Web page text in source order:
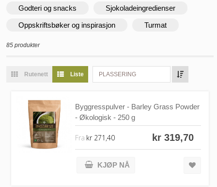
Godteri og snacks Sjokoladeingredienser
Oppskriftsbøker og inspirasjon Turmat
85 produkter
Rutenett Liste PLASSERING
Byggresspulver - Barley Grass Powder
- Økologisk - 250 g
kr 319,70
Fra kr 271,40
KJØP NÅ